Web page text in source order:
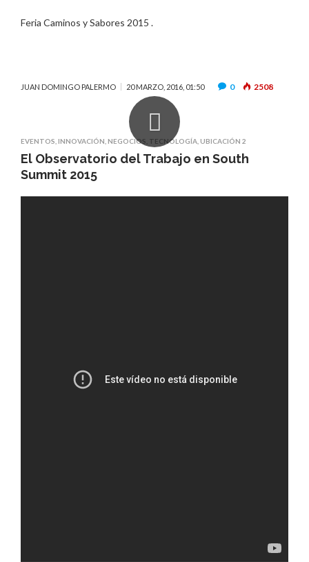
Feria Caminos y Sabores 2015 .
JUAN DOMINGO PALERMO 20 MARZO, 2016, 01:50 0 2508
EVENTOS INNOVACIÓN NEGOCIOS TECNOLOGÍA UBICACIÓN 2
El Observatorio del Trabajo en South
Summit 2015